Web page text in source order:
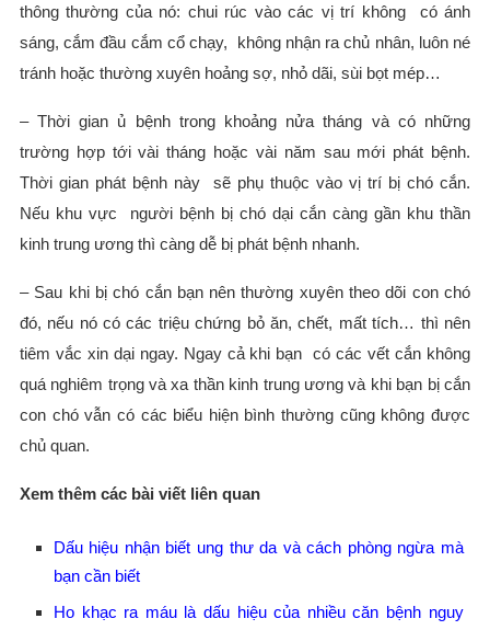
thông thường của nó: chui rúc vào các vị trí không có ánh
sáng, cắm đầu cắm cổ chạy, không nhận ra chủ nhân, luôn né
tránh hoặc thường xuyên hoảng sợ, nhỏ dãi, sùi bọt mép…
– Thời gian ủ bệnh trong khoảng nửa tháng và có những
trường hợp tới vài tháng hoặc vài năm sau mới phát bệnh.
Thời gian phát bệnh này sẽ phụ thuộc vào vị trí bị chó cắn.
Nếu khu vực người bệnh bị chó dại cắn càng gần khu thần
kinh trung ương thì càng dễ bị phát bệnh nhanh.
– Sau khi bị chó cắn bạn nên thường xuyên theo dõi con chó
đó, nếu nó có các triệu chứng bỏ ăn, chết, mất tích… thì nên
tiêm vắc xin dại ngay. Ngay cả khi bạn có các vết cắn không
quá nghiêm trọng và xa thần kinh trung ương và khi bạn bị cắn
con chó vẫn có các biểu hiện bình thường cũng không được
chủ quan.
Xem thêm các bài viết liên quan
Dấu hiệu nhận biết ung thư da và cách phòng ngừa mà
bạn cần biết
Ho khạc ra máu là dấu hiệu của nhiều căn bệnh nguy